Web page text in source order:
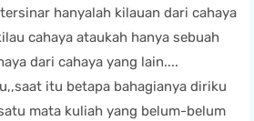
hanyalah kilauan dari cahaya
cahaya ataukah hanya sebuah
dari cahaya yang lain....
itu betapa bahagianya diriku
mata kuliah yang belum-belum